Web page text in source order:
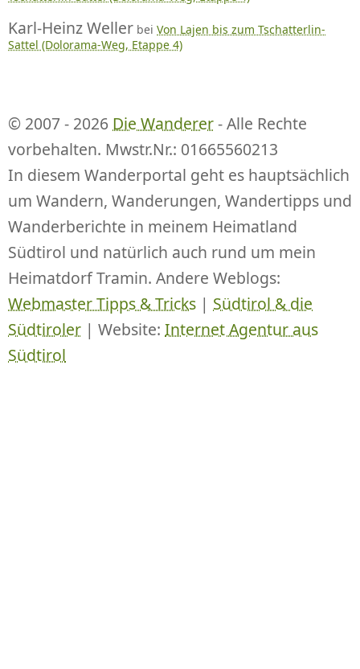
Karl-Heinz Weller bei Von Lajen bis zum Tschatterlin-
Sattel (Dolorama-Weg, Etappe 4)
© 2007 - 2026 Die Wanderer- Alle Rechte
vorbehalten. Mwstr.Nr.: 01665560213
In diesem Wanderportal geht es hauptsächlich
um Wandern, Wanderungen, Wandertipps und
Wanderberichte in meinem Heimatland
Südtirol und natürlich auch rund um mein
Heimatdorf Tramin. Andere Weblogs:
Webmaster Tipps & Tricks | Südtirol & die
Südtiroler | Website: Internet Agentur aus
Südtirol